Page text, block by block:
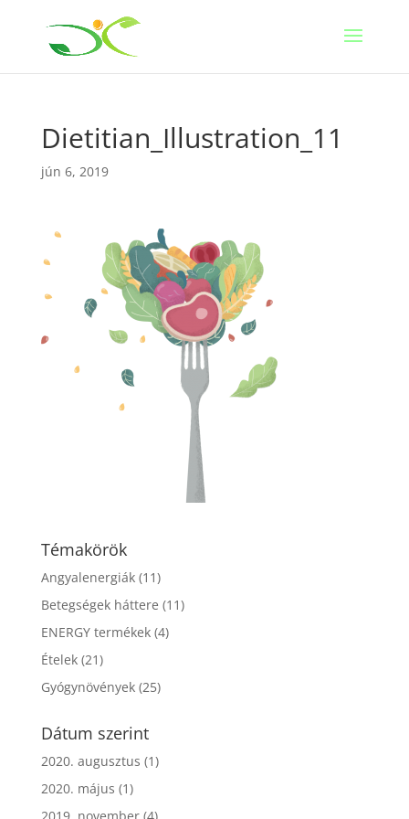
Dietitian_Illustration_11
jún 6, 2019
Témakörök
Angyalenergiák(11)
Betegségek háttere (11)
ENERGY termékek(4)
Ételek(21)
Gyógynövények(25)
Dátum szerint
2020. augusztus (1)
2020. május (1)